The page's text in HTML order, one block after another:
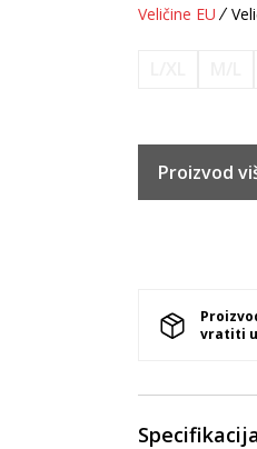
Veličine EU
Proizvod
vratiti u